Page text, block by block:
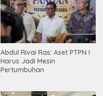
Abdul Rivai Ras: Aset PTPN I
Harus Jadi Mesin
Pertumbuhan